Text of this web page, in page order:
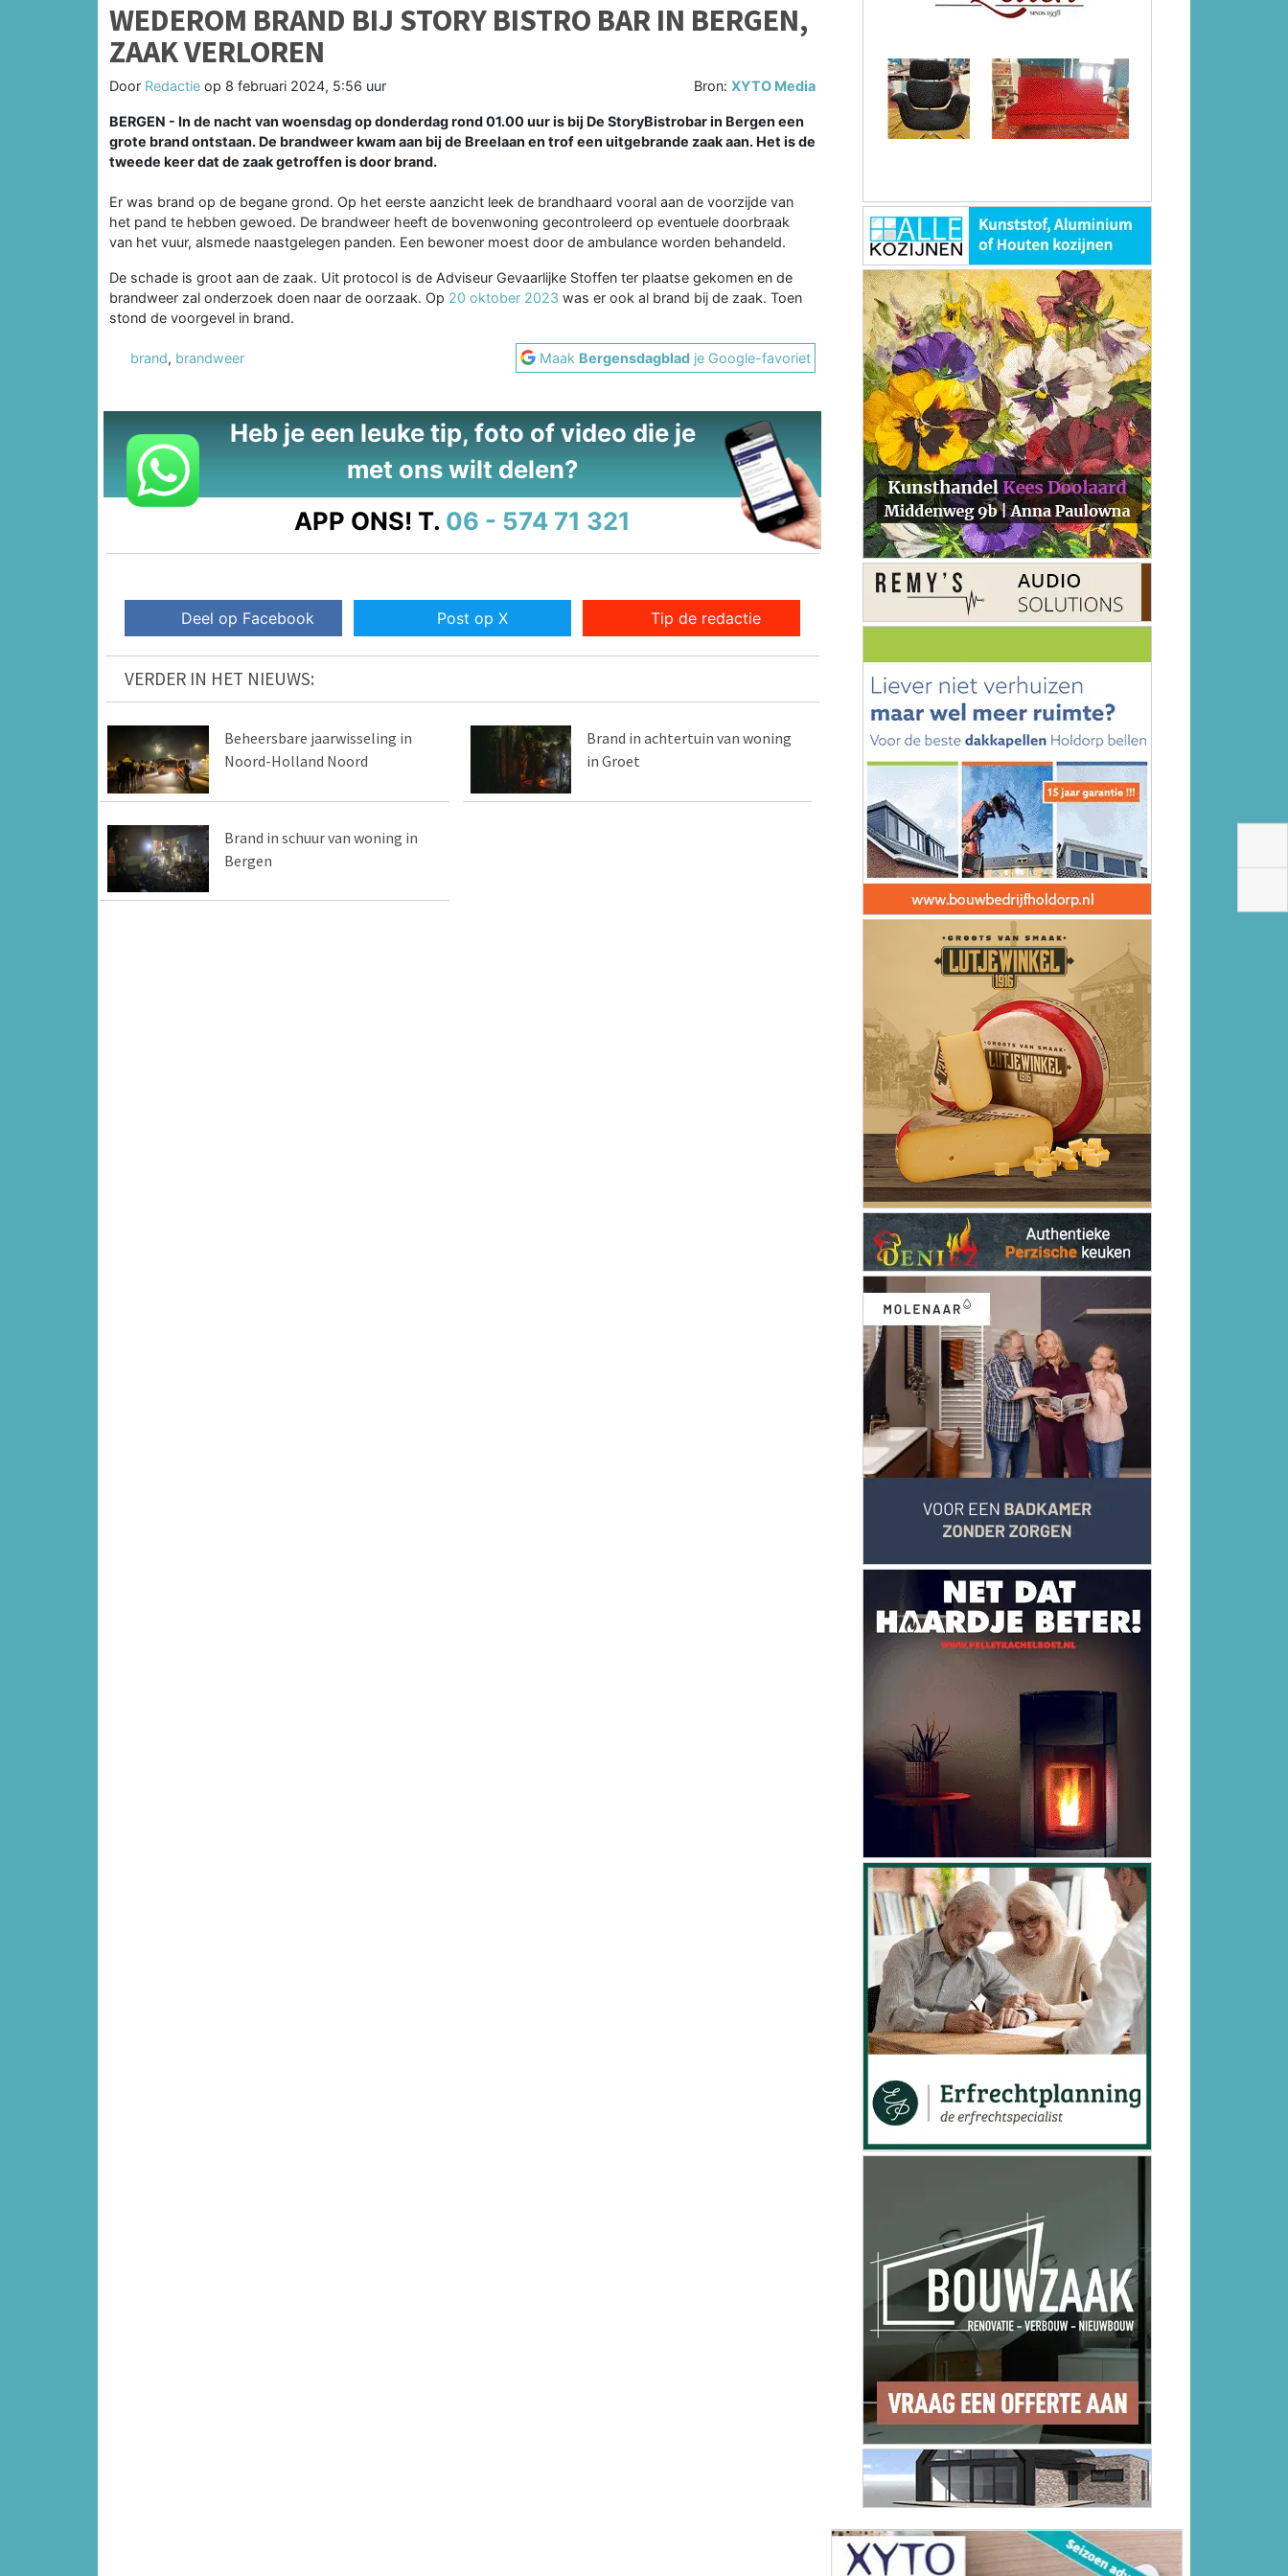
WEDEROM BRAND BIJ STORY BISTRO BAR IN BERGEN,
ZAAK VERLOREN
Door Redactie op 8 februari 2024, 5:56 uur Bron:XYTO Media
BERGEN - In de nacht van woensdag op donderdag rond 01.00 uur is bij De StoryBistrobar in Bergen een
grote brand ontstaan. De brandweer kwam aan bij de Breelaan en trof een uitgebrande zaak aan. Het is de
tweede keer dat de zaak getroffen is door brand.
Er was brand op de begane grond. Op het eerste aanzicht leek de brandhaard vooral aan de voorzijde van
het pand te hebben gewoed. De brandweer heeft de bovenwoning gecontroleerd op eventuele doorbraak
van het vuur, alsmede naastgelegen panden. Een bewoner moest door de ambulance worden behandeld.
De schade is groot aan de zaak. Uit protocol is de Adviseur Gevaarlijke Stoffen ter plaatse gekomen en de
brandweer zal onderzoek doen naar de oorzaak. Op 20 oktober 2023 was er ook al brand bij de zaak. Toen
stond de voorgevel in brand.
brand, brandweer Maak Bergensdagblad je Google-favoriet
Heb je een leuke tip, foto of video die je
met ons wilt delen?
APP ONS! T. 06 - 574 71 321
Deel op Facebook Post op X Tip de redactie
VERDER IN HET NIEUWS:
Beheersbare jaarwisseling in
Noord-Holland Noord
Brand in achtertuin van woning
in Groet
Brand in schuur van woning in
Bergen